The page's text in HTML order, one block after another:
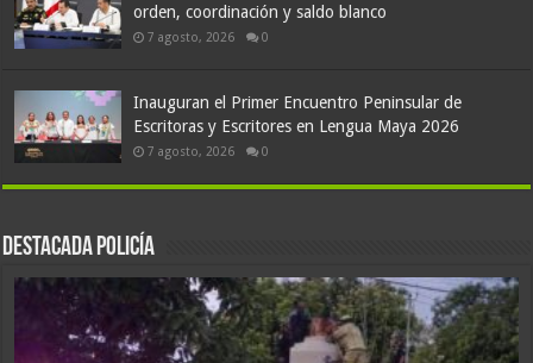
orden, coordinación y saldo blanco
7 agosto, 2026 0
Inauguran el Primer Encuentro Peninsular de
Escritoras y Escritores en Lengua Maya 2026
7 agosto, 2026 0
Destacada policía